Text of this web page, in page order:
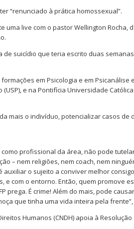
“renunciado à prática homossexual”.
uma live com o pastor Wellington Rocha,
de suicídio que teria escrito duas
em Psicologia e em Psicanálise
e na Pontifícia Universidade
mais o indivíduo, potencializar casos de
como profissional da área, não pode
– nem religiões, nem coach, nem
auxiliar o sujeito a conviver melhor
e com o entorno. Então, quem promove
prega. É crime! Além do mais, pode
que tinha uma vida inteira pela
Humanos (CNDH) apoia à Resolução